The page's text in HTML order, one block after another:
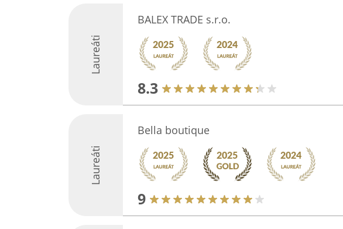
Laureáti
BALEX TRADE s.r.o.
8.3
Laureáti
Bella boutique
9